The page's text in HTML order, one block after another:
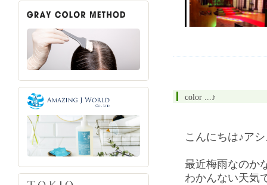
color ...♪
こんにちは♪ア
最近梅雨なのか
わかんない天気